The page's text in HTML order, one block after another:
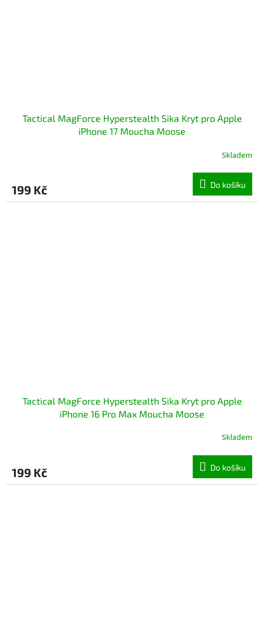
Tactical MagForce Hyperstealth Sika Kryt pro Apple
iPhone 17 Moucha Moose
Skladem
199 Kč Do košíku
Tactical MagForce Hyperstealth Sika Kryt pro Apple
iPhone 16 Pro Max Moucha Moose
Skladem
199 Kč Do košíku